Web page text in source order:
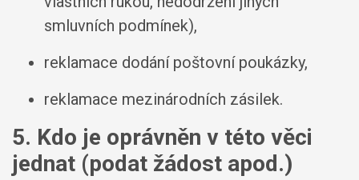
smluvních podmínek),
reklamace dodání poštovní poukázky,
reklamace mezinárodních zásilek.
5. Kdo je oprávněn v této věci
jednat (podat žádost apod.)